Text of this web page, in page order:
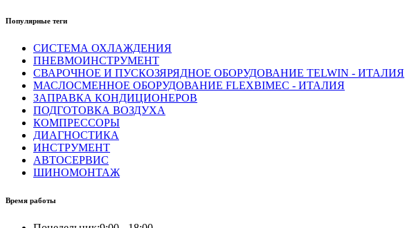
Популярные теги
СИСТЕМА ОХЛАЖДЕНИЯ
ПНЕВМОИНСТРУМЕНТ
СВАРОЧНОЕ И ПУСКОЗЯРЯДНОЕ ОБОРУДОВАНИЕ TELWIN - ИТАЛИЯ
МАСЛОСМЕННОЕ ОБОРУДОВАНИЕ FLEXBIMEC - ИТАЛИЯ
ЗАПРАВКА КОНДИЦИОНЕРОВ
ПОДГОТОВКА ВОЗДУХА
КОМПРЕССОРЫ
ДИАГНОСТИКА
ИНСТРУМЕНТ
АВТОСЕРВИС
ШИНОМОНТАЖ
Время работы